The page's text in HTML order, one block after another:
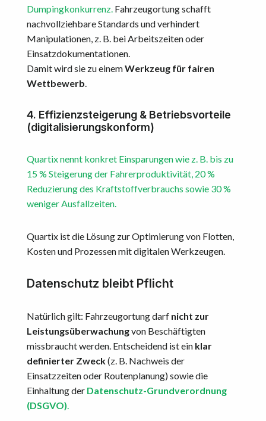
Dumpingkonkurrenz. Fahrzeugortung schafft
nachvollziehbare Standards und verhindert
Manipulationen, z. B. bei Arbeitszeiten oder
Einsatzdokumentationen.
Damit wird sie zu einemWerkzeug für fairen
Wettbewerb.
4. Effizienzsteigerung & Betriebsvorteile
(digitalisierungskonform)
Quartix nennt konkret Einsparungen wie z. B. bis zu
15 % Steigerung der Fahrerproduktivität, 20 %
Reduzierung des Kraftstoffverbrauchs sowie 30 %
weniger Ausfallzeiten.
Quartix ist die Lösung zur Optimierung von Flotten,
Kosten und Prozessen mit digitalen Werkzeugen.
Datenschutz bleibt Pflicht
Natürlich gilt: Fahrzeugortung darf nicht zur
Leistungsüberwachungvon Beschäftigten
missbraucht werden. Entscheidend ist ein klar
definierter Zweck(z. B. Nachweis der
Einsatzzeiten oder Routenplanung) sowie die
Einhaltung der Datenschutz-Grundverordnung
(DSGVO).